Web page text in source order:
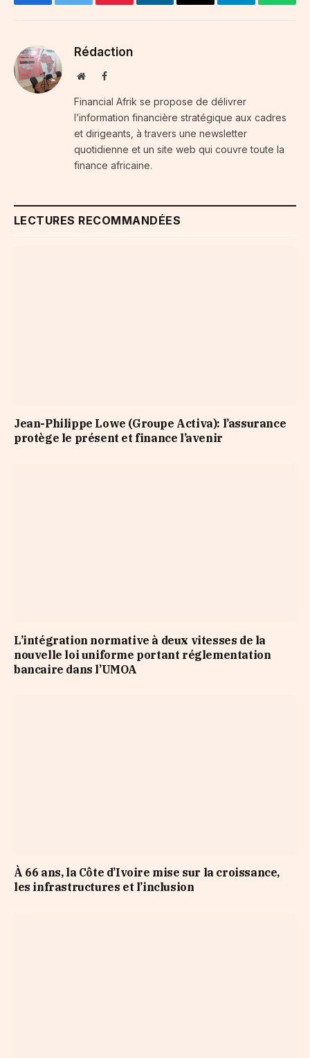
FacebookTwitter PinterestLinkedInEmail Telegram
Rédaction
WebsiteFacebook
Financial Afrik se propose de délivrer
l’information financière stratégique aux cadres
et dirigeants, à travers une newsletter
quotidienne et un site web qui couvre toute la
finance africaine.
LECTURES RECOMMANDÉES
Jean-Philippe Lowe (Groupe Activa): l’assurance
protège le présent et finance l’avenir
L’intégration normative à deux vitesses de la
nouvelle loi uniforme portant réglementation
bancaire dans l’UMOA
À 66 ans, la Côte d’Ivoire mise sur la croissance,
les infrastructures et l’inclusion